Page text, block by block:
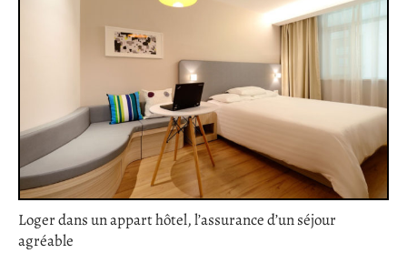
Loger dans un appart hôtel, l’assurance d’un séjour
agréable